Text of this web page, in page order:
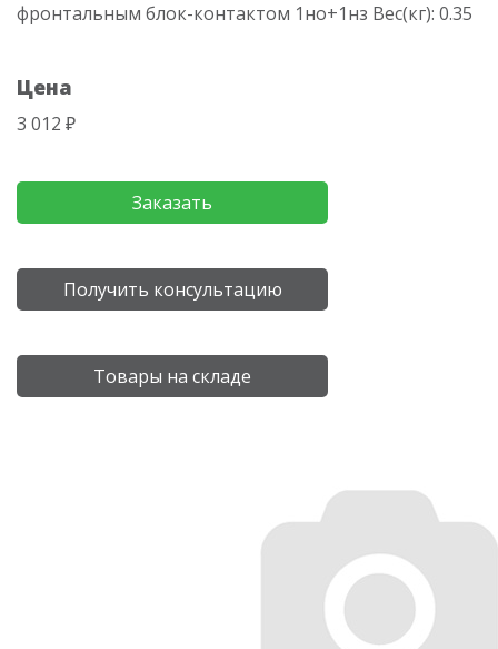
фронтальным блок-контактом 1но+1нз Вес(кг): 0.35
Цена
3 012 ₽
Заказать
Получить консультацию
Товары на складе